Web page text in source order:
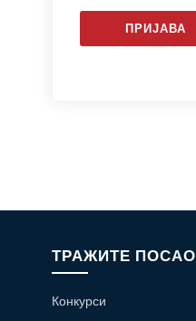
ПРИЈАВА
ТРАЖИТЕ ПОСАО
Конкурси